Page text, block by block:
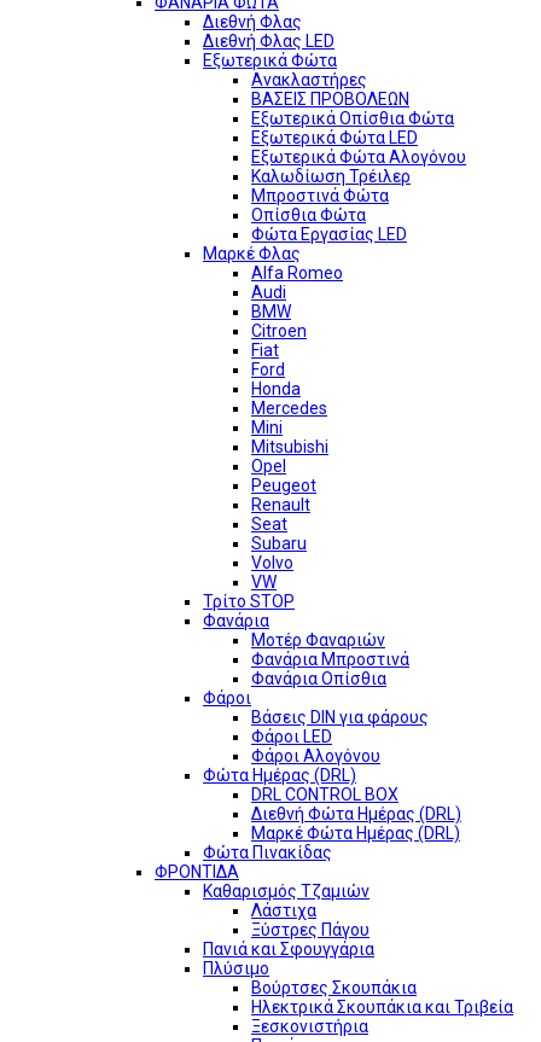
Διεθνή Φλας
Διεθνή Φλας LED
Εξωτερικά Φώτα
Ανακλαστήρες
ΒΑΣΕΙΣ ΠΡΟΒΟΛΕΩΝ
Εξωτερικά Οπίσθια Φώτα
Εξωτερικά Φώτα LED
Εξωτερικά Φώτα Αλογόνου
Καλωδίωση Τρέιλερ
Μπροστινά Φώτα
Οπίσθια Φώτα
Φώτα Εργασίας LED
Μαρκέ Φλας
Alfa Romeo
Audi
BMW
Citroen
Fiat
Ford
Honda
Mercedes
Mini
Mitsubishi
Opel
Peugeot
Renault
Seat
Subaru
Volvo
VW
Τρίτο STOP
Φανάρια
Μοτέρ Φαναριών
Φανάρια Μπροστινά
Φανάρια Οπίσθια
Φάροι
Βάσεις DIN για φάρους
Φάροι LED
Φάροι Αλογόνου
Φώτα Ημέρας (DRL)
DRL CONTROL BOX
Διεθνή Φώτα Ημέρας (DRL)
Μαρκέ Φώτα Ημέρας (DRL)
Φώτα Πινακίδας
ΦΡΟΝΤΙΔΑ
Καθαρισμός Τζαμιών
Λάστιχα
Ξύστρες Πάγου
Πανιά και Σφουγγάρια
Πλύσιμο
Βούρτσες Σκουπάκια
Ηλεκτρικά Σκουπάκια και Τριβεία
Ξεσκονιστήρια